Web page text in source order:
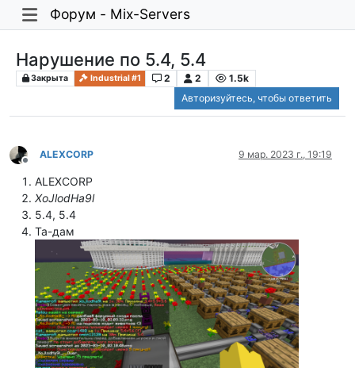
Форум - Mix-Servers
Нарушение по 5.4, 5.4
Закрыта Industrial #1 2 2
1.5k
Авторизуйтесь, чтобы ответить
Не в сети
ALEXCORP 9 мар. 2023 г., 19:19
ALEXCORP
XoJlodHa9l
5.4, 5.4
Та-дам